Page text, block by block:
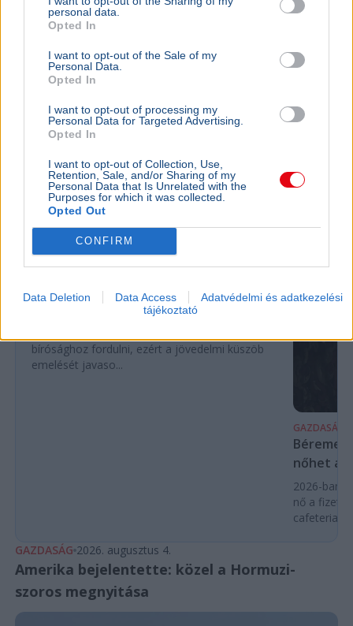
personal data.
Opted In
I want to opt-out of the Sale of my
Personal Data.
Opted In
I want to opt-out of processing my
Personal Data for Targeted Advertising.
Opted In
I want to opt-out of Collection, Use,
Retention, Sale, and/or Sharing of my
Personal Data that Is Unrelated with the
Purposes for which it was collected.
Opted Out
CONFIRM
Data Deletion Data Access
Adatvédelmi és adatkezelési
tájékoztató
Az Európai Bizottság egyelőre nem lát
Atomerőmű Európai Bizottság
Az Európai Bizottság szóvivője szerint egyelőre nincs
ellátásbiztonsági probléma az atomenergia-
termelésben, bár a Duna alacsony vízszintje több
Minimálbér
BELFÖLD
szegényként bíróságra menni
Az Amnesty International Magyarország szerint
bírósághoz fordulni, ezért a jövedelmi küszöb
emelését javaso...
GAZDASÁG
nőhet a
2026-ban
nő a
cafeteria
GAZDASÁG 2026. augusztus 4.
Amerika bejelentette: közel a Hormuzi-
szoros megnyitása